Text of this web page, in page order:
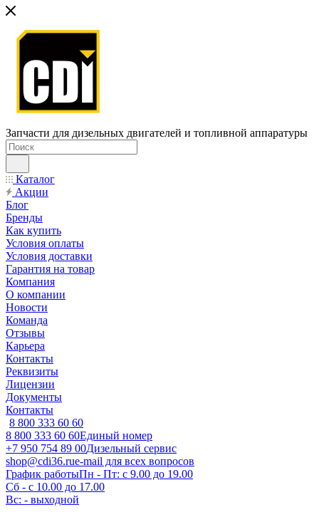
Запчасти для дизельных двигателей и топливной аппаратуры
Каталог
Акции
Блог
Бренды
Как купить
Условия оплаты
Условия доставки
Гарантия на товар
Компания
О компании
Новости
Команда
Отзывы
Карьера
Контакты
Реквизиты
Лицензии
Документы
Контакты
8 800 333 60 60
8 800 333 60 60Единый номер
+7 950 754 89 00Дизельный сервис
shop@cdi36.rue-mail для всех вопросов
График работыПн - Пт: с 9.00 до 19.00
Сб - с 10.00 до 17.00
Вс: - выходной